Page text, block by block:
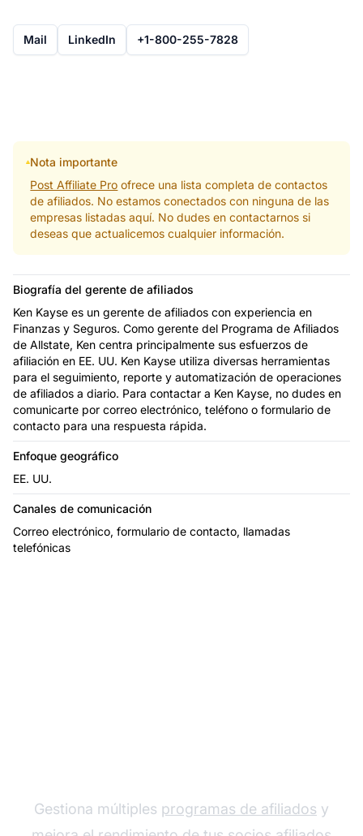
Mail LinkedIn +1-800-255-7828
Nota importante
Post Affiliate Pro ofrece una lista completa de contactos
de afiliados. No estamos conectados con ninguna de las
empresas listadas aquí. No dudes en contactarnos si
deseas que actualicemos cualquier información.
Biografía del gerente de afiliados
Ken Kayse es un gerente de afiliados con experiencia en
Finanzas y Seguros. Como gerente del Programa de Afiliados
de Allstate, Ken centra principalmente sus esfuerzos de
afiliación en EE. UU. Ken Kayse utiliza diversas herramientas
para el seguimiento, reporte y automatización de operaciones
de afiliados a diario. Para contactar a Ken Kayse, no dudes en
comunicarte por correo electrónico, teléfono o formulario de
contacto para una respuesta rápida.
Enfoque geográfico
EE. UU.
Canales de comunicación
Correo electrónico, formulario de contacto, llamadas
telefónicas
Gestiona múltiples programas de afiliados y